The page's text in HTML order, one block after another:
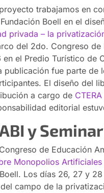
trabajamos en
Boell en el
privada – la
del 2do. Congreso de
el Predio Turístico de
publicación fue parte de
El diseño del
a cargo de CTERA
editorial
y
de Educación
Monopolios
Los días 26, 27 y
campo de la